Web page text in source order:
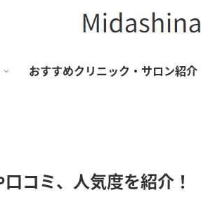
おすすめクリニック・サロン紹介
コミ、人気度を紹介！